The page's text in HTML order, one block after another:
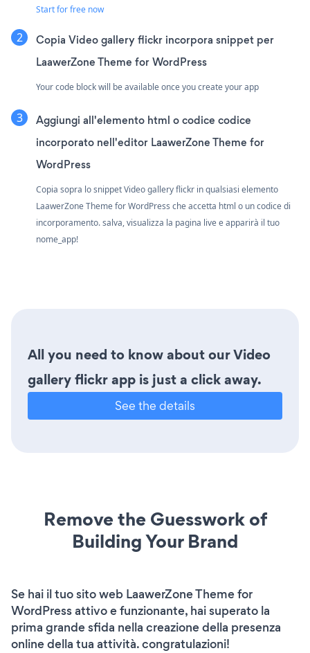
Start for free now
Copia Video gallery flickr incorpora snippet per
LaawerZone Theme for WordPress
Your code block will be available once you create your app
Aggiungi all'elemento html o codice codice
incorporato nell'editor LaawerZone Theme for
WordPress
Copia sopra lo snippet Video gallery flickr in qualsiasi elemento
LaawerZone Theme for WordPress che accetta html o un codice di
incorporamento. salva, visualizza la pagina live e apparirà il tuo
nome_app!
All you need to know about our Video
gallery flickr app is just a click away.
See the details
Remove the Guesswork of
Building Your Brand
Se hai il tuo sito web LaawerZone Theme for
WordPress attivo e funzionante, hai superato la
prima grande sfida nella creazione della presenza
online della tua attività. congratulazioni!